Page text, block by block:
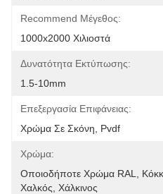
Recommend Μέγεθος:
1000x2000 Χιλιοστά
Δυνατότητα Εκτύπωσης:
1.5-10mm
Επεξεργασία Επιφάνειας:
Χρώμα Σε Σκόνη, Pvdf
Χρώμα:
Οποιοδήποτε Χρώμα RAL,
Χαλκός, Χάλκινος